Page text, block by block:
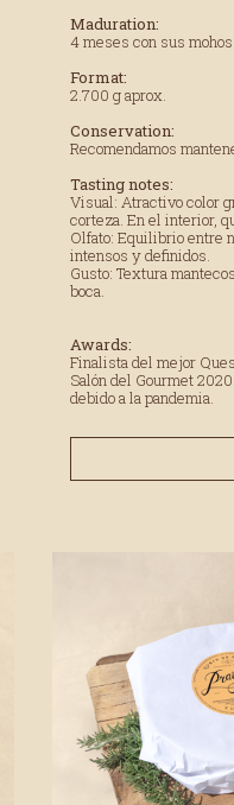
Maduration:
4 meses con sus
Format:
2.700 g aprox.
Conservation:
Recomendamos
Tasting notes:
Visual: Atractivo color
corteza. En el interior,
Olfato: Equilibrio entre
intensos y definidos.
Gusto: Textura
boca.
Awards:
Finalista del mejor
Salón del Gourmet
debido a la pandemia.